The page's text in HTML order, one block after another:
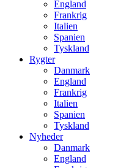
England
Frankrig
Italien
Spanien
Tyskland
Rygter
Danmark
England
Frankrig
Italien
Spanien
Tyskland
Nyheder
Danmark
England